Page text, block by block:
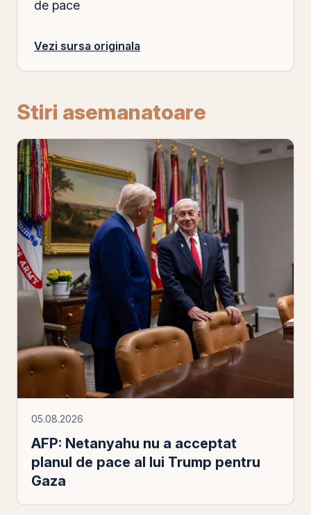
de pace
Vezi sursa originala
Stiri asemanatoare
05.08.2026
AFP: Netanyahu nu a acceptat
planul de pace al lui Trump pentru
Gaza